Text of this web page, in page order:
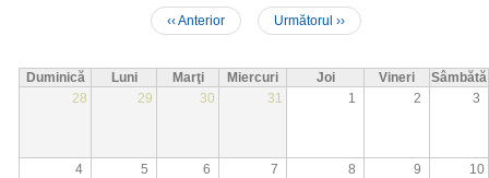
‹‹Anterior Următorul ››
Duminică Luni Marţi Miercuri Joi Vineri
Sâmbătă
28
29 30 31 1 2 3
4 5 6 7 8 9 10